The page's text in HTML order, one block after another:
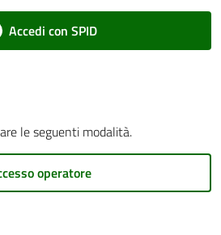
Accedi con SPID
le seguenti modalità.
operatore